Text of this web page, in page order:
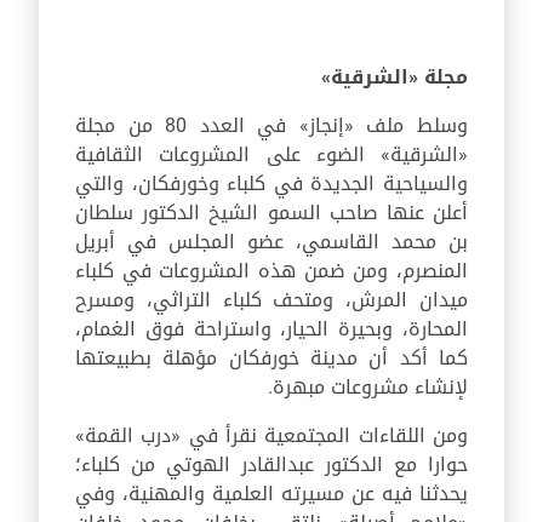
مجلة «الشرقية»
وسلط ملف «إنجاز» في العدد 80 من مجلة
«الشرقية» الضوء على المشروعات الثقافية
والسياحية الجديدة في كلباء وخورفكان، والتي
أعلن عنها صاحب السمو الشيخ الدكتور سلطان
بن محمد القاسمي، عضو المجلس في أبريل
المنصرم، ومن ضمن هذه المشروعات في كلباء
ميدان المرش، ومتحف كلباء التراثي، ومسرح
المحارة، وبحيرة الحيار، واستراحة فوق الغمام،
كما أكد أن مدينة خورفكان مؤهلة بطبيعتها
لإنشاء مشروعات مبهرة.
ومن اللقاءات المجتمعية نقرأ في «درب القمة»
حوارا مع الدكتور عبدالقادر الهوتي من كلباء؛
يحدثنا فيه عن مسيرته العلمية والمهنية، وفي